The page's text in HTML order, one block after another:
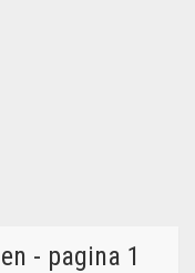
- pagina 1